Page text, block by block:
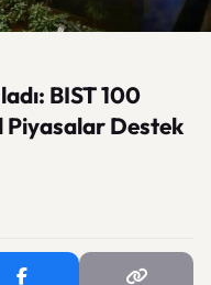
BIST 100
Piyasalar Destek